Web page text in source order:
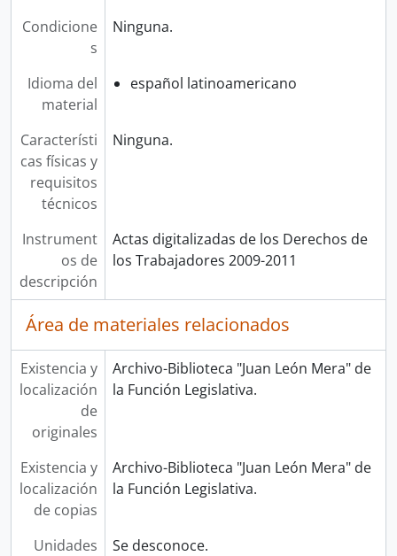
Condicione
s
Ninguna.
Idioma del
material
español latinoamericano
Característi
cas físicas y
requisitos
técnicos
Ninguna.
Instrument
os de
descripción
Actas digitalizadas de los Derechos de
los Trabajadores 2009-2011
Área de materiales relacionados
Existencia y
localización
de
originales
Archivo-Biblioteca "Juan León Mera" de
la Función Legislativa.
Existencia y
localización
de copias
Archivo-Biblioteca "Juan León Mera" de
la Función Legislativa.
Unidades
Se desconoce.